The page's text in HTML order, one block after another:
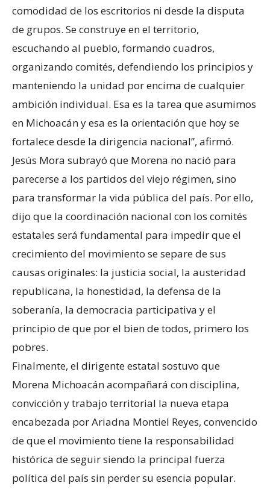
comodidad de los escritorios ni desde la disputa
de grupos. Se construye en el territorio,
escuchando al pueblo, formando cuadros,
organizando comités, defendiendo los principios y
manteniendo la unidad por encima de cualquier
ambición individual. Esa es la tarea que asumimos
en Michoacán y esa es la orientación que hoy se
fortalece desde la dirigencia nacional”, afirmó.
Jesús Mora subrayó que Morena no nació para
parecerse a los partidos del viejo régimen, sino
para transformar la vida pública del país. Por ello,
dijo que la coordinación nacional con los comités
estatales será fundamental para impedir que el
crecimiento del movimiento se separe de sus
causas originales: la justicia social, la austeridad
republicana, la honestidad, la defensa de la
soberanía, la democracia participativa y el
principio de que por el bien de todos, primero los
pobres.
Finalmente, el dirigente estatal sostuvo que
Morena Michoacán acompañará con disciplina,
convicción y trabajo territorial la nueva etapa
encabezada por Ariadna Montiel Reyes, convencido
de que el movimiento tiene la responsabilidad
histórica de seguir siendo la principal fuerza
política del país sin perder su esencia popular.